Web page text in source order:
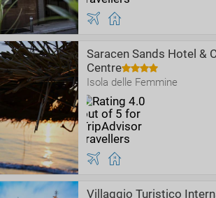
Saracen Sands Hotel &
Centre
Isola delle Femmine
Villaggio Turistico